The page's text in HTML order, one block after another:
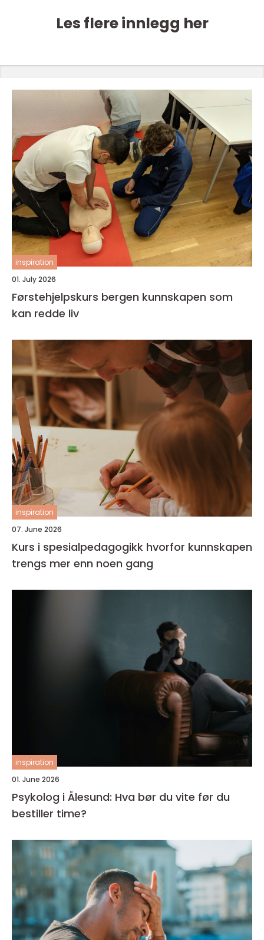
Les flere innlegg her
inspiration
01. July 2026
Førstehjelpskurs bergen kunnskapen som
kan redde liv
inspiration
07. June 2026
Kurs i spesialpedagogikk hvorfor kunnskapen
trengs mer enn noen gang
inspiration
01. June 2026
Psykolog i Ålesund: Hva bør du vite før du
bestiller time?